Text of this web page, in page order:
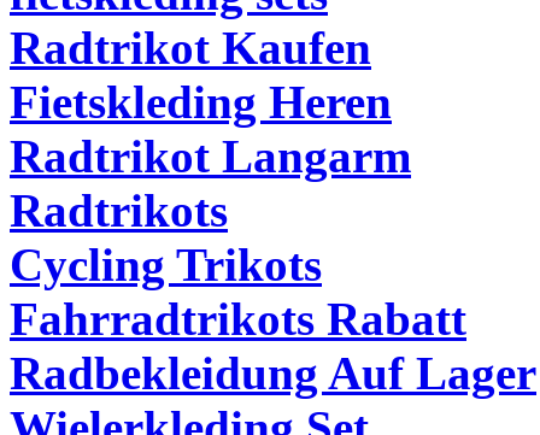
Radtrikot Kaufen
Fietskleding Heren
Radtrikot Langarm
Radtrikots
Cycling Trikots
Fahrradtrikots Rabatt
Radbekleidung Auf Lager